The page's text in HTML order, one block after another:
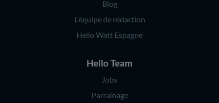
Blog
L'équipe de rédaction
Hello Watt Espagne
Hello Team
Jobs
Parrainage